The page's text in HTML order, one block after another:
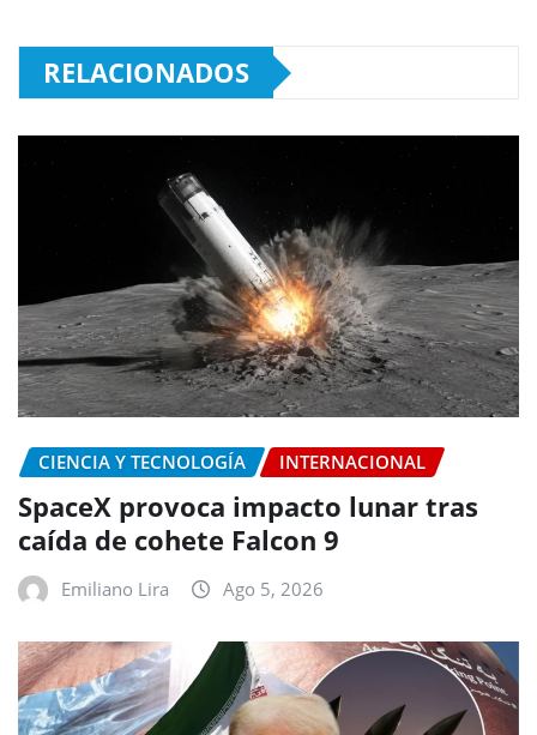
RELACIONADOS
CIENCIA Y TECNOLOGÍA INTERNACIONAL
SpaceX provoca impacto lunar tras
caída de cohete Falcon 9
Emiliano Lira Ago 5, 2026